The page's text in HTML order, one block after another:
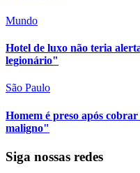
Mundo
Hotel de luxo não teria
legionário"
São Paulo
Homem é preso após
maligno"
Siga nossas redes